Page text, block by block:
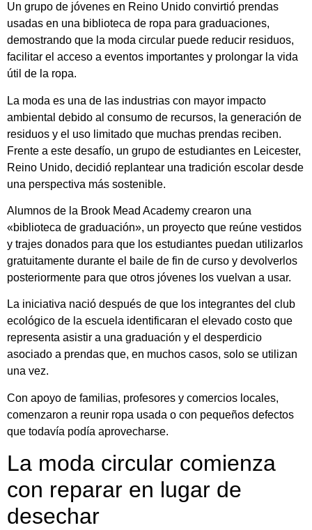
Un grupo de jóvenes en Reino Unido convirtió prendas
usadas en una biblioteca de ropa para graduaciones,
demostrando que la moda circular puede reducir residuos,
facilitar el acceso a eventos importantes y prolongar la vida
útil de la ropa.
La moda es una de las industrias con mayor impacto
ambiental debido al consumo de recursos, la generación de
residuos y el uso limitado que muchas prendas reciben.
Frente a este desafío, un grupo de estudiantes en Leicester,
Reino Unido, decidió replantear una tradición escolar desde
una perspectiva más sostenible.
Alumnos de la Brook Mead Academy crearon una
«biblioteca de graduación», un proyecto que reúne vestidos
y trajes donados para que los estudiantes puedan utilizarlos
gratuitamente durante el baile de fin de curso y devolverlos
posteriormente para que otros jóvenes los vuelvan a usar.
La iniciativa nació después de que los integrantes del club
ecológico de la escuela identificaran el elevado costo que
representa asistir a una graduación y el desperdicio
asociado a prendas que, en muchos casos, solo se utilizan
una vez.
Con apoyo de familias, profesores y comercios locales,
comenzaron a reunir ropa usada o con pequeños defectos
que todavía podía aprovecharse.
La moda circular comienza
con reparar en lugar de
desechar